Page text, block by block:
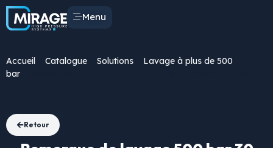
Menu
Accueil Catalogue Solutions
Lavage à plus de 500
bar
Retour